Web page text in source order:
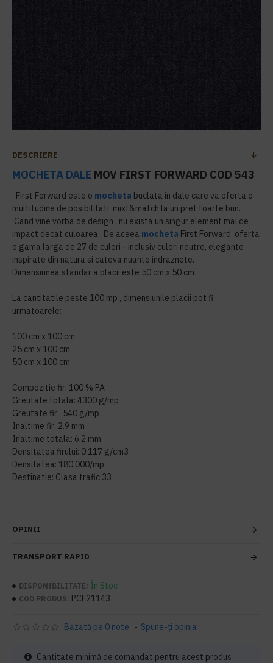
DESCRIERE
MOCHETA DALE MOV FIRST FORWARD COD 543
First Forward este o mocheta buclata in dale care va oferta o
multitudine de posibilitati mixt&match la un pret foarte bun.
Cand vine vorba de design , nu exista un singur element mai de
impact decat culoarea . De aceea mocheta First Forward oferta
o gama larga de 27 de culori - inclusiv culori neutre, elegante
inspirate din natura si cateva nuante indraznete.
Dimensiunea standar a placii este 50 cm x 50 cm
La cantitatile peste 100 mp , dimensiunile placii pot fi
urmatoarele:
100 cm x 100 cm
25 cm x 100 cm
50 cm x 100 cm
Compozitie fir: 100 % PA
Greutate totala: 4300 g/mp
Greutate fir: 540 g/mp
Inaltime fir: 2.9 mm
Inaltime totala: 6.2 mm
Densitatea firului: 0.117 g/cm3
Densitatea: 180.000/mp
Destinatie: Clasa trafic 33
OPINII
TRANSPORT RAPID
DISPONIBILITATE: În Stoc
COD PRODUS: PCF21143
Bazată pe 0 note. - Spune-ţi opinia
Cantitate minimă de comandat pentru acest produs